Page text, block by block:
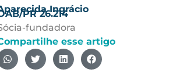
Ingrácio
PR 26.214
fundadora
esse artigo